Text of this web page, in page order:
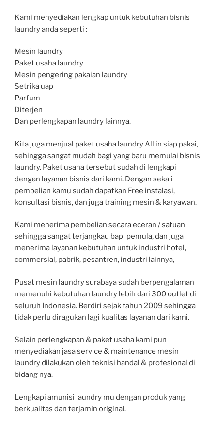
Kami menyediakan lengkap untuk kebutuhan bisnis
laundry anda seperti :
Mesin laundry
Paket usaha laundry
Mesin pengering pakaian laundry
Setrika uap
Parfum
Diterjen
Dan perlengkapan laundry lainnya.
Kita juga menjual paket usaha laundry All in siap pakai,
sehingga sangat mudah bagi yang baru memulai bisnis
laundry. Paket usaha tersebut sudah di lengkapi
dengan layanan bisnis dari kami. Dengan sekali
pembelian kamu sudah dapatkan Free instalasi,
konsultasi bisnis, dan juga training mesin & karyawan.
Kami menerima pembelian secara eceran / satuan
sehingga sangat terjangkau bapi pemula, dan juga
menerima layanan kebutuhan untuk industri hotel,
commersial, pabrik, pesantren, industri lainnya,
Pusat mesin laundry surabaya sudah berpengalaman
memenuhi kebutuhan laundry lebih dari 300 outlet di
seluruh Indonesia. Berdiri sejak tahun 2009 sehingga
tidak perlu diragukan lagi kualitas layanan dari kami.
Selain perlengkapan & paket usaha kami pun
menyediakan jasa service & maintenance mesin
laundry dilakukan oleh teknisi handal & profesional di
bidang nya.
Lengkapi amunisi laundry mu dengan produk yang
berkualitas dan terjamin original.